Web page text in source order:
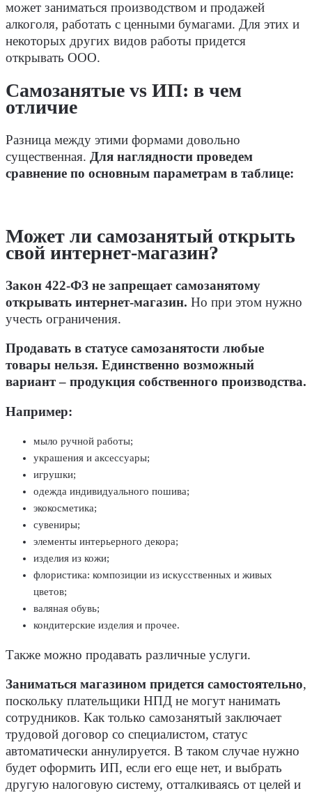
может заниматься производством и продажей
алкоголя, работать с ценными бумагами. Для этих и
некоторых других видов работы придется
открывать ООО.
Самозанятые vs ИП: в чем
отличие
Разница между этими формами довольно
существенная. Для наглядности проведем
сравнение по основным параметрам в таблице:
Может ли самозанятый открыть
свой интернет-магазин?
Закон 422-ФЗ не запрещает самозанятому
открывать интернет-магазин. Но при этом нужно
учесть ограничения.
Продавать в статусе самозанятости любые
товары нельзя. Единственно возможный
вариант – продукция собственного производства.
Например:
мыло ручной работы;
украшения и аксессуары;
игрушки;
одежда индивидуального пошива;
экокосметика;
сувениры;
элементы интерьерного декора;
изделия из кожи;
флористика: композиции из искусственных и живых
цветов;
валяная обувь;
кондитерские изделия и прочее.
Также можно продавать различные услуги.
Заниматься магазином придется самостоятельно,
поскольку плательщики НПД не могут нанимать
сотрудников. Как только самозанятый заключает
трудовой договор со специалистом, статус
автоматически аннулируется. В таком случае нужно
будет оформить ИП, если его еще нет, и выбрать
другую налоговую систему, отталкиваясь от целей и